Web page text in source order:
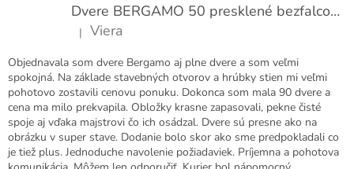
Dvere BERGAMO 50 presklené bezfalcové EXTRA
Hodnotenie produktu je 5 z 5 hviezdičiek.
| Viera
Objednavala som dvere Bergamo aj plne dvere a som veľmi
spokojná. Na základe stavebných otvorov a hrúbky stien mi veľmi
pohotovo zostavili cenovu ponuku. Dokonca som mala 90 dvere a
cena ma milo prekvapila. Obložky krasne zapasovali, pekne čisté
spoje aj vďaka majstrovi čo ich osádzal. Dvere sú presne ako na
obrázku v super stave. Dodanie bolo skor ako sme predpokladali co
je tiež plus. Jednoduche navolenie požiadaviek. Príjemna a pohotova